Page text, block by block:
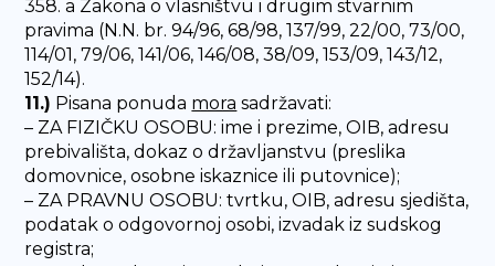
358. a Zakona o vlasništvu i drugim stvarnim
pravima (N.N. br. 94/96, 68/98, 137/99, 22/00, 73/00,
114/01, 79/06, 141/06, 146/08, 38/09, 153/09, 143/12,
152/14).
11.) Pisana ponuda mora sadržavati:
– ZA FIZIČKU OSOBU: ime i prezime, OIB, adresu
prebivališta, dokaz o državljanstvu (preslika
domovnice, osobne iskaznice ili putovnice);
– ZA PRAVNU OSOBU: tvrtku, OIB, adresu sjedišta,
podatak o odgovornoj osobi, izvadak iz sudskog
registra;